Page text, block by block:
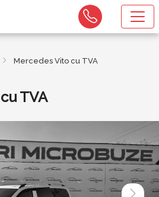
Mercedes Vito cu TVA
TVA